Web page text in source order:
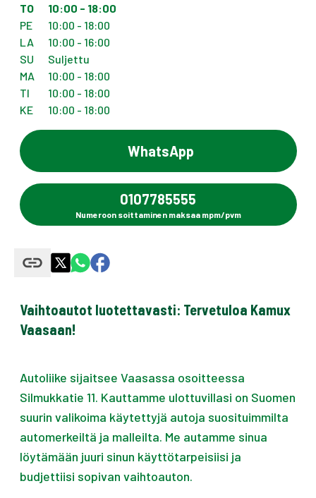
TO
10:00 - 18:00
PE
10:00 - 18:00
LA
10:00 - 16:00
SU
Suljettu
MA
10:00 - 18:00
TI
10:00 - 18:00
KE
10:00 - 18:00
WhatsApp
0107785555
Numeroon soittaminen maksaa mpm/pvm
Vaihtoautot luotettavasti: Tervetuloa Kamux
Vaasaan!
Autoliike sijaitsee Vaasassa osoitteessa
Silmukkatie 11. Kauttamme ulottuvillasi on Suomen
suurin valikoima käytettyjä autoja suosituimmilta
automerkeiltä ja malleilta. Me autamme sinua
löytämään juuri sinun käyttötarpeisiisi ja
budjettiisi sopivan vaihtoauton.